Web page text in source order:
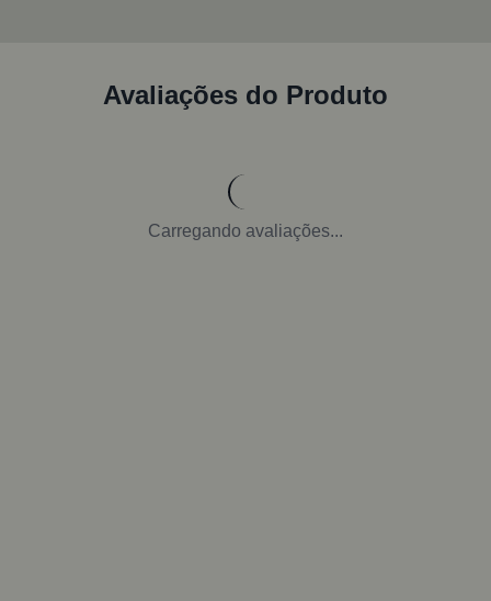
Avaliações do Produto
Carregando avaliações...